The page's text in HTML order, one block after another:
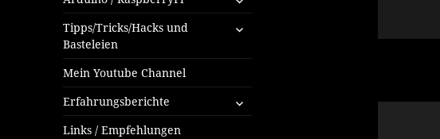
öffnen
Tipps/Tricks/Hacks und
Basteleien
untermenü
Mein Youtube Channel
Erfahrungsberichte
untermenü
öffnen
Links / Empfehlungen